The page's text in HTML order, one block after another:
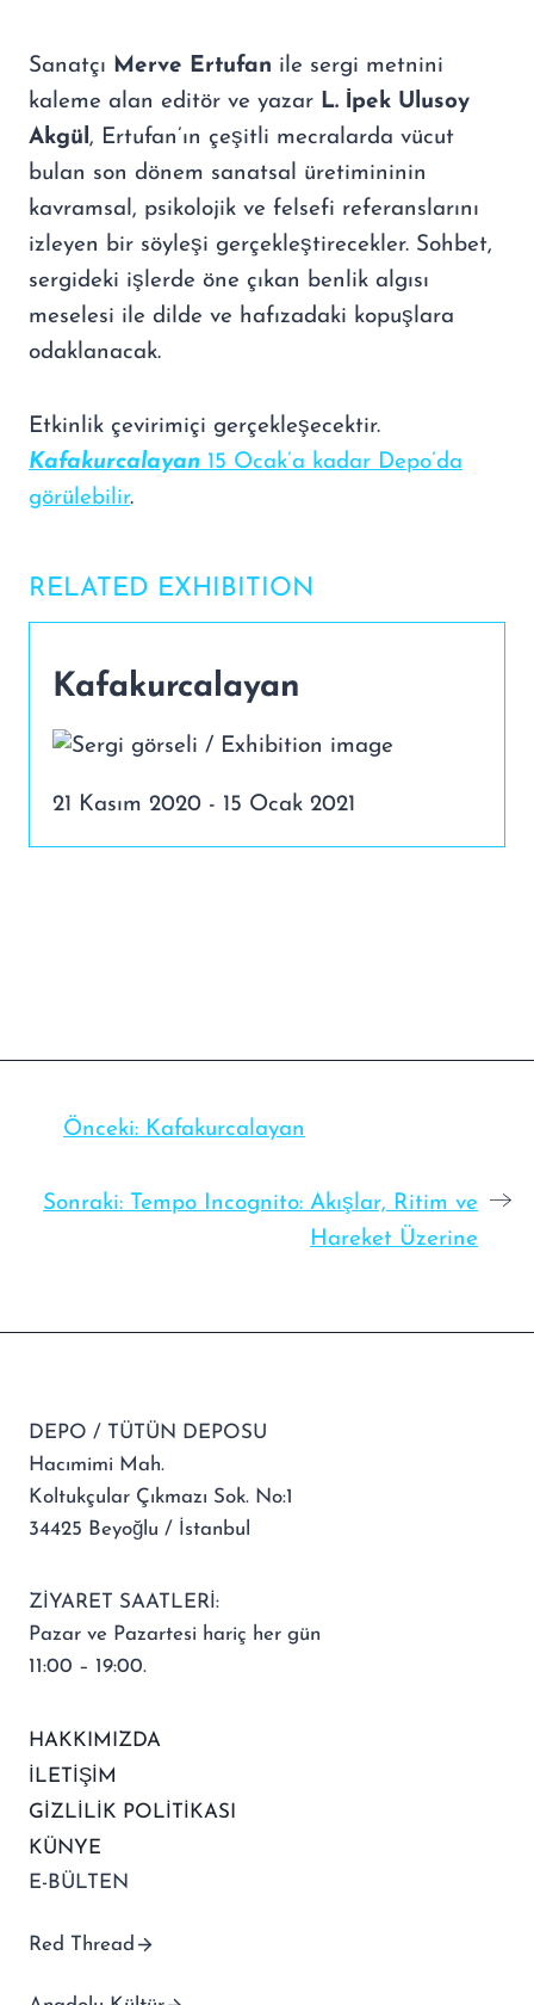
Sanatçı Merve Ertufan ile sergi metnini
kaleme alan editör ve yazar L. İpek Ulusoy
Akgül , Ertufan’ın çeşitli mecralarda vücut
bulan son dönem sanatsal üretimininin
kavramsal, psikolojik ve felsefi referanslarını
izleyen bir söyleşi gerçekleştirecekler. Sohbet,
sergideki işlerde öne çıkan benlik algısı
meselesi ile dilde ve hafızadaki kopuşlara
odaklanacak.
Etkinlik çevirimiçi gerçekleşecektir.
Kafakurcalayan 15 Ocak’a kadar Depo’da
görülebilir.
RELATED EXHIBITION
Kafakurcalayan
21 Kasım 2020 - 15 Ocak 2021
Önceki: Kafakurcalayan
Sonraki:
Tempo Incognito: Akışlar, Ritim ve
Hareket Üzerine
DEPO / TÜTÜN DEPOSU
Hacımimi Mah.
Koltukçular Çıkmazı Sok. No:1
34425 Beyoğlu / İstanbul
ZİYARET SAATLERİ:
Pazar ve Pazartesi hariç her gün
11:00 – 19:00.
HAKKIMIZDA
İLETİŞİM
GİZLİLİK POLİTİKASI
KÜNYE
E-BÜLTEN
Red Thread